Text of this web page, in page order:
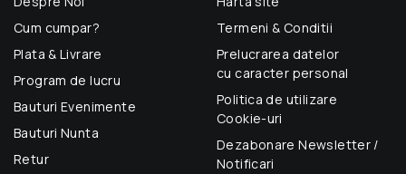
Cum cumpar?
Plata & Livrare
Program de lucru
Bauturi Evenimente
Bauturi Nunta
Retur
Termeni & Conditii
Prelucrarea datelor
cu caracter personal
Politica de utilizare
Cookie-uri
Dezabonare Newsletter /
Notificari